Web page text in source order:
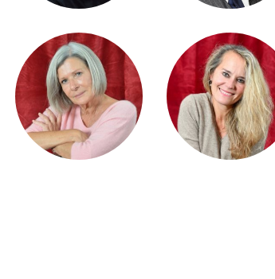
EVELYNE SPAETER FABIENNE JAUNIN